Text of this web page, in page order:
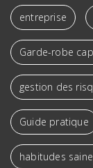
entreprise
Garde-robe
gestion des
Guide pratique
habitudes